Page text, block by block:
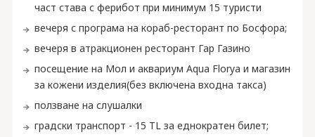
част става с ферибот при минимум 15 туристи
вечеря с програма на кораб-ресторант по Босфора;
вечеря в атракционен ресторант Гар Газино
посещение на Мол и аквариум Aqua Florya и магазин
за кожени изделия(без включена входна такса)
ползване на слушалки
градски транспорт - 15 TL за еднократен билет;